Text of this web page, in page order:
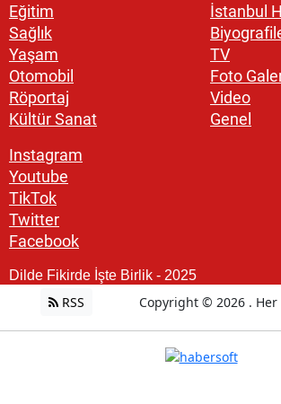
Eğitim
Sağlık
Yaşam
Otomobil
Röportaj
Kültür Sanat
İstanbul
TV
Foto
Video
Genel
Instagram
Youtube
TikTok
Twitter
Facebook
Dilde Fikirde İşte Birlik - 2025
RSS Copyright © 2026 . Her